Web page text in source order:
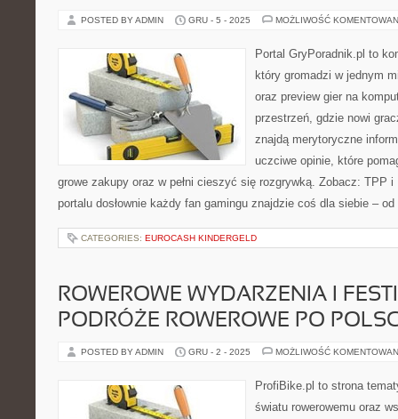
POSTED BY ADMIN GRU - 5 - 2025 MOŻLIWOŚĆ
Portal GryPoradnik.pl to
który gromadzi w jednym
oraz preview gier na
przestrzeń, gdzie nowi
znajdą merytoryczne
uczciwe opinie, które
growe zakupy oraz w pełni cieszyć się rozgrywką. Zobacz: TPP
portalu dosłownie każdy fan gamingu znajdzie coś dla siebie –
CATEGORIES: EUROCASH KINDERGELD
ROWEROWE WYDARZENIA I
PODRÓŻE ROWEROWE PO
POSTED BY ADMIN GRU - 2 - 2025 MOŻLIWOŚĆ
ProfiBike.pl to strona
światu rowerowemu oraz